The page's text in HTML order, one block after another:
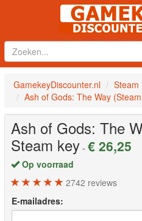
GamekeyDiscounter.nl
Steam
Ash of Gods: The Way
Ash of Gods: The
Steam key - € 26,25
Op voorraad
2742 reviews
E-mailadres: